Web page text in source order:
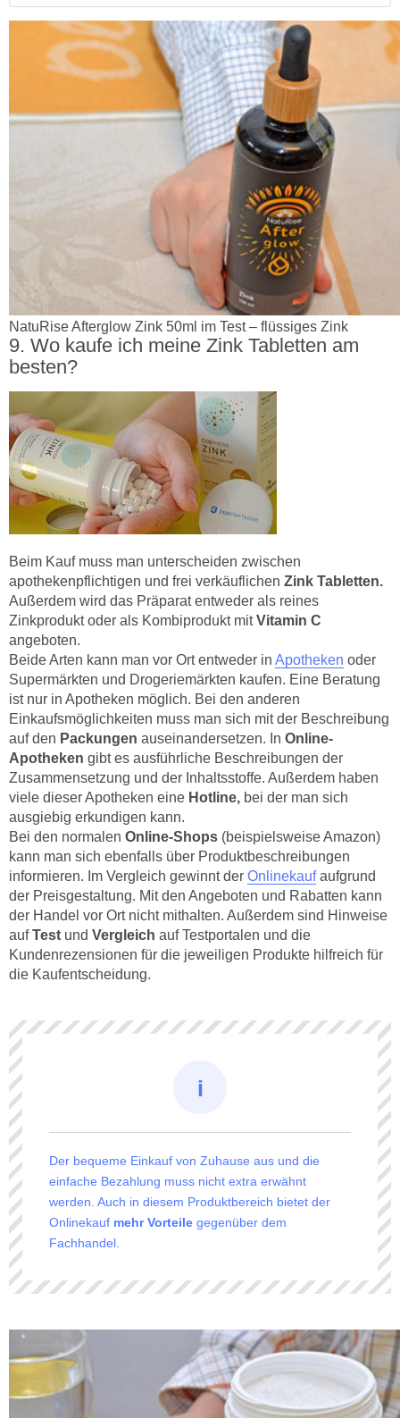
NatuRise Afterglow Zink 50ml im Test – flüssiges Zink
Wo kaufe ich meine Zink Tabletten am
besten?
Beim Kauf muss man unterscheiden zwischen
apothekenpflichtigen und frei verkäuflichen Zink Tabletten.
Außerdem wird das Präparat entweder als reines
Zinkprodukt oder als Kombiprodukt mitVitamin C
angeboten.
Beide Arten kann man vor Ort entweder in Apotheken oder
Supermärkten und Drogeriemärkten kaufen. Eine Beratung
ist nur in Apotheken möglich. Bei den anderen
Einkaufsmöglichkeiten muss man sich mit der Beschreibung
auf den Packungen auseinandersetzen. In Online-
Apotheken gibt es ausführliche Beschreibungen der
Zusammensetzung und der Inhaltsstoffe. Außerdem haben
viele dieser Apotheken eine Hotline, bei der man sich
ausgiebig erkundigen kann.
Bei den normalen Online-Shops (beispielsweise Amazon)
kann man sich ebenfalls über Produktbeschreibungen
informieren. Im Vergleich gewinnt der Onlinekaufaufgrund
der Preisgestaltung. Mit den Angeboten und Rabatten kann
der Handel vor Ort nicht mithalten. Außerdem sind Hinweise
aufTest und Vergleich auf Testportalen und die
Kundenrezensionen für die jeweiligen Produkte hilfreich für
die Kaufentscheidung.
Der bequeme Einkauf von Zuhause aus und die
einfache Bezahlung muss nicht extra erwähnt
werden. Auch in diesem Produktbereich bietet der
Onlinekauf mehr Vorteile gegenüber dem
Fachhandel.